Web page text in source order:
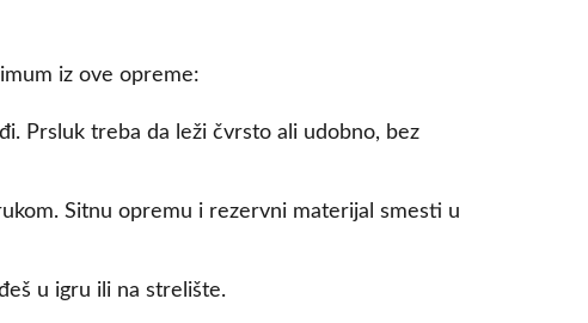
iz ove opreme:
Prsluk treba da leži čvrsto ali udobno, bez
Sitnu opremu i rezervni materijal smesti u
u igru ili na strelište.